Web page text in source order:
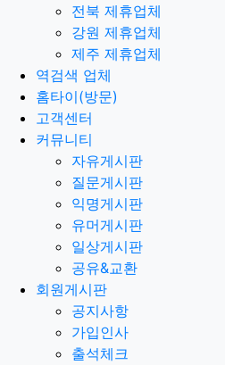
전북 제휴업체
강원 제휴업체
제주 제휴업체
역검색 업체
홈타이(방문)
고객센터
커뮤니티
자유게시판
질문게시판
익명게시판
유머게시판
일상게시판
공유&교환
회원게시판
공지사항
가입인사
출석체크